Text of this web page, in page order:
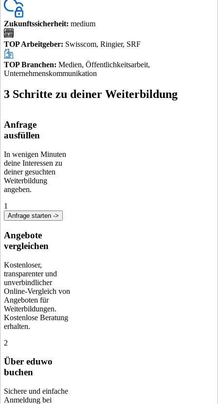
Zukunftssicherheit: medium
TOP Arbeitgeber: Swisscom, Ringier, SRF
TOP Branchen: Medien, Öffentlichkeitsarbeit,
Unternehmenskommunikation
3 Schritte zu deiner Weiterbildung
Anfrage
ausfüllen
In wenigen Minuten
deine Interessen zu
deiner gesuchten
Weiterbildung
angeben.
1
Anfrage starten ->
Angebote
vergleichen
Kostenloser,
transparenter und
unverbindlicher
Online-Vergleich von
Angeboten für
Weiterbildungen.
Kostenlose Beratung
erhalten.
2
Über eduwo
buchen
Sichere und einfache
Anmeldung bei